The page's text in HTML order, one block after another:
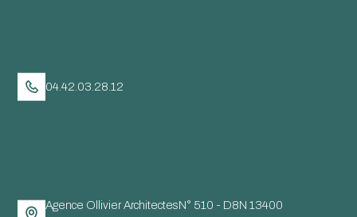
04.42.03.28.12
Agence Ollivier ArchitectesN° 510 - D8N 13400